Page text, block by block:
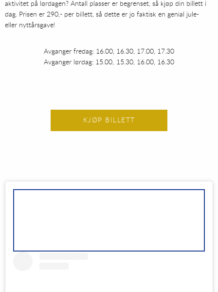
aktivitet på lørdagen? Antall plasser er begrenset, så kjøp din billett i
dag. Prisen er 290,- per billett, så dette er jo faktisk en genial jule-
eller nyttårsgave!
Avganger fredag: 16.00, 16.30, 17.00, 17.30
Avganger lørdag: 15.00, 15.30, 16.00, 16.30
KJØP BILLETT